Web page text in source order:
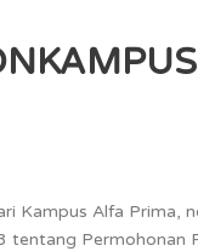
Kampus Alfa Prima,
Permohonan